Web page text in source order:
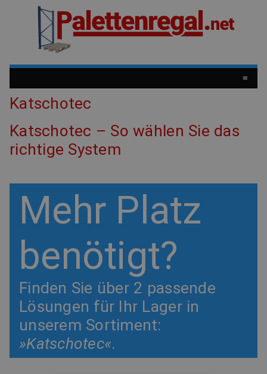
≡
Katschotec
Katschotec – So wählen Sie das
richtige System
Mehr Platz
benötigt?
Finden Sie über 2 passende
Lösungen für Ihr Lager in
unserem Sortiment:
»Katschotec«.